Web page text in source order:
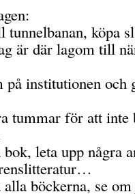
tunnelbanan, köpa
är där lagom till
på institutionen och
tummar för att inte
leta upp några
böckerna, se